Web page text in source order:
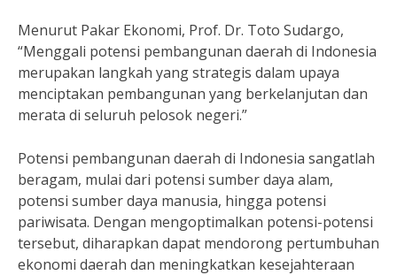
Menurut Pakar Ekonomi, Prof. Dr. Toto Sudargo,
“Menggali potensi pembangunan daerah di Indonesia
merupakan langkah yang strategis dalam upaya
menciptakan pembangunan yang berkelanjutan dan
merata di seluruh pelosok negeri.”
Potensi pembangunan daerah di Indonesia sangatlah
beragam, mulai dari potensi sumber daya alam,
potensi sumber daya manusia, hingga potensi
pariwisata. Dengan mengoptimalkan potensi-potensi
tersebut, diharapkan dapat mendorong pertumbuhan
ekonomi daerah dan meningkatkan kesejahteraan